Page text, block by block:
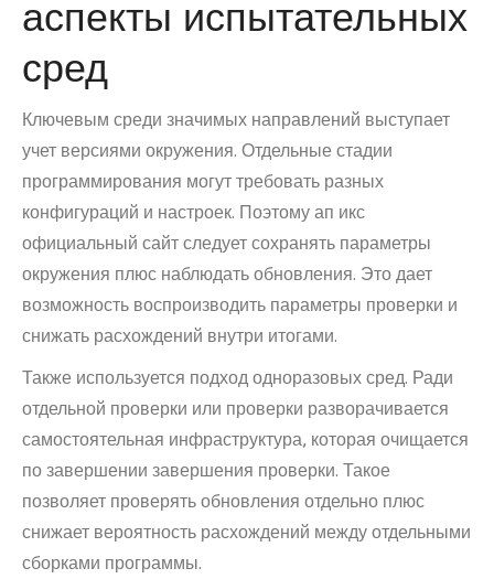
аспекты испытательных
сред
Ключевым среди значимых направлений выступает
учет версиями окружения. Отдельные стадии
программирования могут требовать разных
конфигураций и настроек. Поэтому ап икс
официальный сайт следует сохранять параметры
окружения плюс наблюдать обновления. Это дает
возможность воспроизводить параметры проверки и
снижать расхождений внутри итогами.
Также используется подход одноразовых сред. Ради
отдельной проверки или проверки разворачивается
самостоятельная инфраструктура, которая очищается
по завершении завершения проверки. Такое
позволяет проверять обновления отдельно плюс
снижает вероятность расхождений между отдельными
сборками программы.